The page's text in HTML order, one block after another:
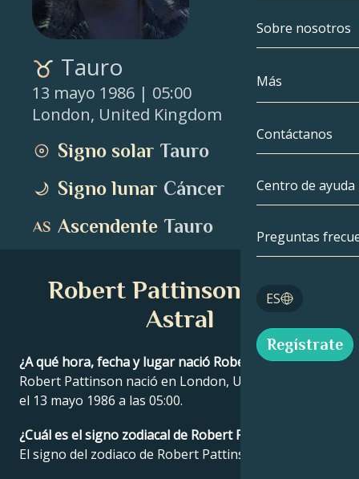
Aries
Tauro
Cáncer
Leo
Virgo
Sagitario
Carta Astral
Famosos
Sobre nosotros
Más
Tarot
Números de
Contáctanos
Centro de ayuda
Preguntas
ES
English
Regístrate
Tauro
13 mayo 1986 | 05:00
London, United Kingdom
Signo solar Tauro
Signo lunar Cáncer
Ascendente Tauro
Robert Pattinson Carta
Astral
¿A qué hora, fecha y lugar nació Robert Pattinson?
Robert Pattinson nació en London, United Kingdom
el 13 mayo 1986 a las 05:00.
¿Cuál es el signo zodiacal de Robert Pattinson?
El signo del zodiaco de Robert Pattinson es Tauro.